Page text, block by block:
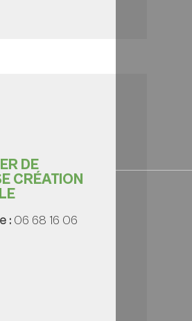
DE
CRÉATION
: 06 68 16 06